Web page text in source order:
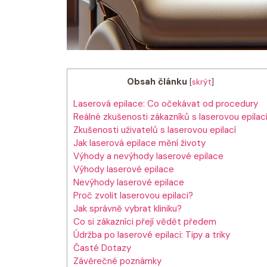
Obsah článku [skrýt]
Laserová epilace: Co očekávat od procedury
Reálné zkušenosti zákazníků s laserovou epilací
Zkušenosti uživatelů s laserovou epilací
Jak laserová epilace mění životy
Výhody a nevýhody laserové epilace
Výhody laserové epilace
Nevýhody laserové epilace
Proč zvolit laserovou epilaci?
Jak správně vybrat kliniku?
Co si zákazníci přejí vědět předem
Údržba po laserové epilaci: Tipy a triky
Časté Dotazy
Závěrečné poznámky